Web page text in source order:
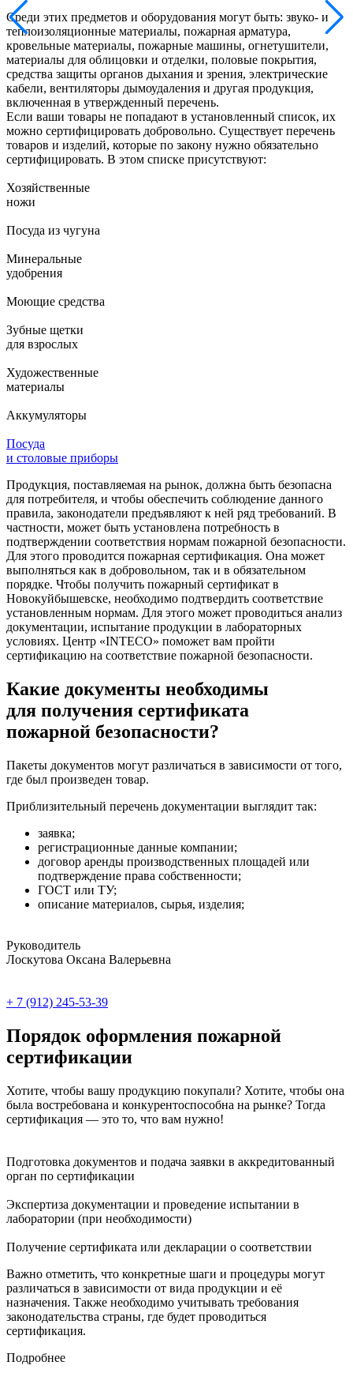
Среди этих предметов и оборудования могут быть: звуко- и
теплоизоляционные материалы, пожарная арматура,
кровельные материалы, пожарные машины, огнетушители,
материалы для облицовки и отделки, половые покрытия,
средства защиты органов дыхания и зрения, электрические
кабели, вентиляторы дымоудаления и другая продукция,
включенная в утвержденный перечень.
Если ваши товары не попадают в установленный список, их
можно сертифицировать добровольно. Существует перечень
товаров и изделий, которые по закону нужно обязательно
сертифицировать. В этом списке присутствуют:
Хозяйственные
ножи
Посуда из чугуна
Минеральные
удобрения
Моющие средства
Зубные щетки
для взрослых
Художественные
материалы
Аккумуляторы
Посуда
и столовые приборы
Продукция, поставляемая на рынок, должна быть безопасна
для потребителя, и чтобы обеспечить соблюдение данного
правила, законодатели предъявляют к ней ряд требований. В
частности, может быть установлена потребность в
подтверждении соответствия нормам пожарной безопасности.
Для этого проводится пожарная сертификация. Она может
выполняться как в добровольном, так и в обязательном
порядке. Чтобы получить пожарный сертификат в
Новокуйбышевске, необходимо подтвердить соответствие
установленным нормам. Для этого может проводиться анализ
документации, испытание продукции в лабораторных
условиях. Центр «INTECO» поможет вам пройти
сертификацию на соответствие пожарной безопасности.
Какие документы необходимы
для получения сертификата
пожарной безопасности?
Пакеты документов могут различаться в зависимости от того,
где был произведен товар.
Приблизительный перечень документации выглядит так:
заявка;
регистрационные данные компании;
договор аренды производственных площадей или
подтверждение права собственности;
ГОСТ или ТУ;
описание материалов, сырья, изделия;
Руководитель
Лоскутова Оксана Валерьевна
+ 7 (912) 245-53-39
Порядок оформления пожарной
сертификации
Хотите, чтобы вашу продукцию покупали? Хотите, чтобы она
была востребована и конкурентоспособна на рынке? Тогда
сертификация — это то, что вам нужно!
Подготовка документов и подача заявки в аккредитованный
орган по сертификации
Экспертиза документации и проведение испытании в
лаборатории (при необходимости)
Получение сертификата или декларации о соответствии
Важно отметить, что конкретные шаги и процедуры могут
различаться в зависимости от вида продукции и её
назначения. Также необходимо учитывать требования
законодательства страны, где будет проводиться
сертификация.
Подробнее